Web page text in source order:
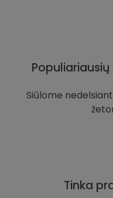
Siūlome
Tinka